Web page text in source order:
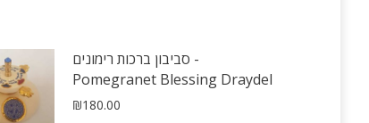
סביבון ברכות רימונים -
Pomegranet Blessing Draydel
₪180.00